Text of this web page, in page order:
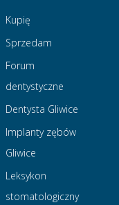
Kupię
Sprzedam
Forum
dentystyczne
Dentysta Gliwice
Implanty zębów
Gliwice
Leksykon
stomatologiczny